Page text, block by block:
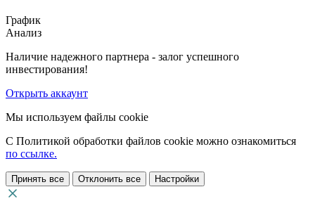
График
Анализ
Наличие надежного партнера - залог успешного
инвестирования!
Открыть аккаунт
Мы используем файлы cookie
С Политикой обработки файлов cookie можно ознакомиться
по ссылке.
Принять все Отклонить все Настройки